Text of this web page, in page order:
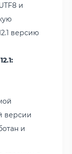
и
версию
версии
и